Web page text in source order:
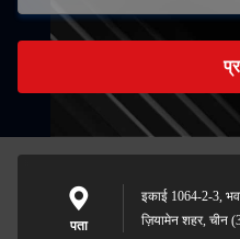
पता
इकाई 1064-2-3,
ज़ियामेन शहर, चीन